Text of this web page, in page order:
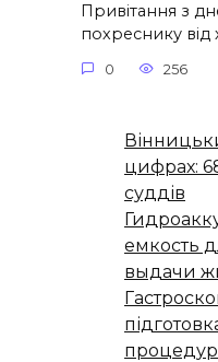
Привітання з
похреснику від
0 256
цифрах:
суддів
емкость
выдачи